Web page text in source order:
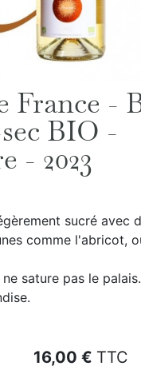
France -
BIO -
- 2023
sucré avec
comme l'abricot,
ne sature pas le
16,00 € TTC